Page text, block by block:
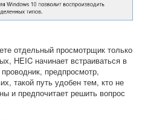
отдельный просмотрщик только
HEIC начинает встраиваться в
предпросмотр,
такой путь удобен тем, кто не
и предпочитает решить вопрос